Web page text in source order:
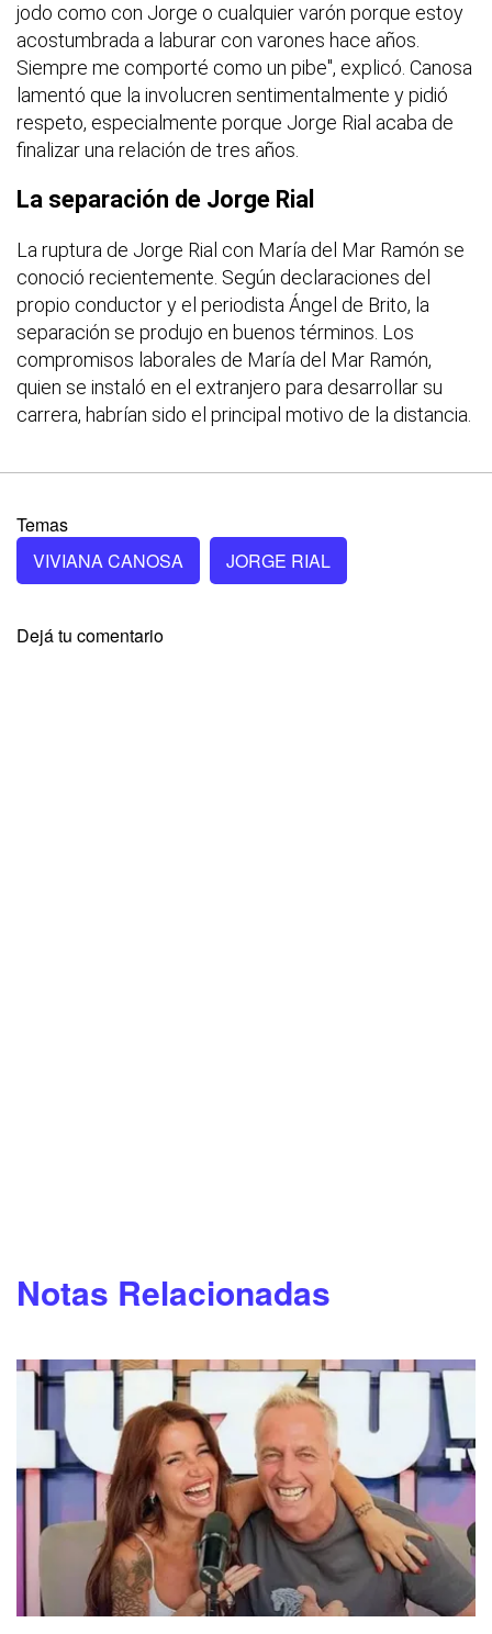
jodo como con Jorge o cualquier varón porque estoy
acostumbrada a laburar con varones hace años.
Siempre me comporté como un pibe", explicó. Canosa
lamentó que la involucren sentimentalmente y pidió
respeto, especialmente porque Jorge Rial acaba de
finalizar una relación de tres años.
La separación de Jorge Rial
La ruptura de Jorge Rial con María del Mar Ramón se
conoció recientemente. Según declaraciones del
propio conductor y el periodista Ángel de Brito, la
separación se produjo en buenos términos. Los
compromisos laborales de María del Mar Ramón,
quien se instaló en el extranjero para desarrollar su
carrera, habrían sido el principal motivo de la distancia.
Temas
VIVIANA CANOSA
JORGE RIAL
Dejá tu comentario
Notas Relacionadas